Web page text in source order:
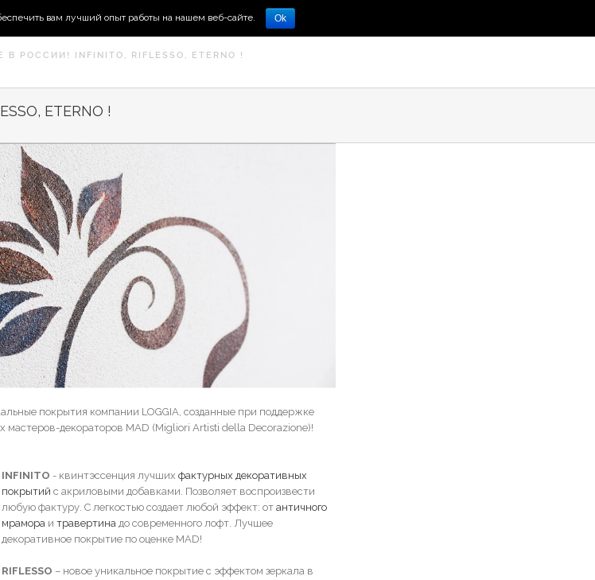
В РОССИИ! INFINITO, RIFLESSO, ETERNO !
ETERNO !
покрытия компании LOGGIA, созданные при поддержке
декораторов MAD (Migliori Artisti della Decorazione)!
INFINITO - квинтэссенция лучших фактурных декоративных
покрытий с акриловыми добавками. Позволяет воспроизвести
любую фактуру. С легкостью создает любой эффект: от античного
мрамора и травертина до современного лофт. Лучшее
декоративное покрытие по оценке MAD!
RIFLESSO – новое уникальное покрытие с эффектом зеркала в
вам лучший опыт работы на нашем веб-сайте. Ok